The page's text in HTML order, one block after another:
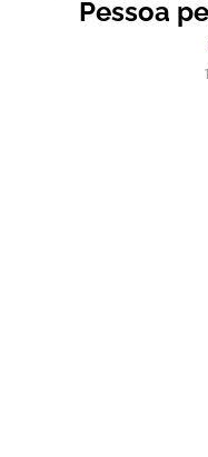
Pessoa